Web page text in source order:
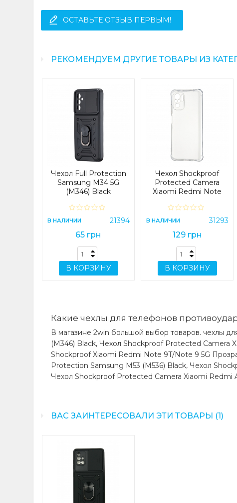
ОСТАВЬТЕ ОТЗЫВ ПЕРВЫМ!
РЕКОМЕНДУЕМ ДРУГИЕ ТОВАРЫ ИЗ
Чехол Full Protection
Samsung M34 5G
(M346) Black
В НАЛИЧИИ 21394
65 грн
В КОРЗИНУ
Чехол Shockproof
Protected Camera
Xiaomi Redmi Note
Прозрачный
В НАЛИЧИИ 31293
129 грн
В КОРЗИНУ
Какие чехлы для телефонов
В магазине 2win большой выбор товаров. чехлы
(M346) Black, Чехол Shockproof Protected Camera
Shockproof Xiaomi Redmi Note 9T/Note 9 5G
Protection Samsung M53 (M536) Black, Чехол
Чехол Shockproof Protected Camera Xiaomi Redmi
ВАС ЗАИНТЕРЕСОВАЛИ ЭТИ ТОВАРЫ (1)